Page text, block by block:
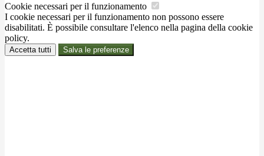
Cookie necessari per il funzionamento
I cookie necessari per il funzionamento non possono essere
disabilitati. È possibile consultare l'elenco nella pagina della cookie
policy.
Accetta tutti Salva le preferenze